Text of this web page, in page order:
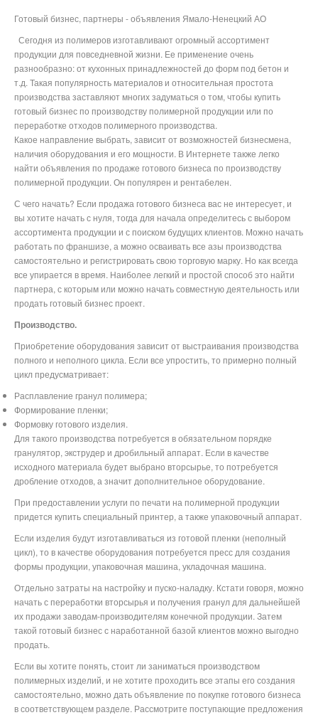
Готовый бизнес, партнеры - объявления Ямало-Ненецкий АО
Сегодня из полимеров изготавливают огромный ассортимент
продукции для повседневной жизни. Ее применение очень
разнообразно: от кухонных принадлежностей до форм под бетон и
т.д. Такая популярность материалов и относительная простота
производства заставляют многих задуматься о том, чтобы купить
готовый бизнес по производству полимерной продукции или по
переработке отходов полимерного производства.
Какое направление выбрать, зависит от возможностей бизнесмена,
наличия оборудования и его мощности. В Интернете также легко
найти объявления по продаже готового бизнеса по производству
полимерной продукции. Он популярен и рентабелен.
С чего начать? Если продажа готового бизнеса вас не интересует, и
вы хотите начать с нуля, тогда для начала определитесь с выбором
ассортимента продукции и с поиском будущих клиентов. Можно начать
работать по франшизе, а можно осваивать все азы производства
самостоятельно и регистрировать свою торговую марку. Но как всегда
все упирается в время. Наиболее легкий и простой способ это найти
партнера, с которым или можно начать совместную деятельность или
продать готовый бизнес проект.
Производство.
Приобретение оборудования зависит от выстраивания производства
полного и неполного цикла. Если все упростить, то примерно полный
цикл предусматривает:
Расплавление гранул полимера;
Формирование пленки;
Формовку готового изделия.
Для такого производства потребуется в обязательном порядке
гранулятор, экструдер и дробильный аппарат. Если в качестве
исходного материала будет выбрано вторсырье, то потребуется
дробление отходов, а значит дополнительное оборудование.
При предоставлении услуги по печати на полимерной продукции
придется купить специальный принтер, а также упаковочный аппарат.
Если изделия будут изготавливаться из готовой пленки (неполный
цикл), то в качестве оборудования потребуется пресс для создания
формы продукции, упаковочная машина, укладочная машина.
Отдельно затраты на настройку и пуско-наладку. Кстати говоря, можно
начать с переработки вторсырья и получения гранул для дальнейшей
их продажи заводам-производителям конечной продукции. Затем
такой готовый бизнес с наработанной базой клиентов можно выгодно
продать.
Если вы хотите понять, стоит ли заниматься производством
полимерных изделий, и не хотите проходить все этапы его создания
самостоятельно, можно дать объявление по покупке готового бизнеса
в соответствующем разделе. Рассмотрите поступающие предложения